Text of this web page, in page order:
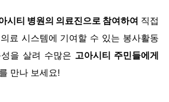
시티 병원의 의료진으로 참여하여 직접
료 시스템에 기여할 수 있는 봉사활동
을 살려 수많은 고아시티 주민들에게
를 만나 보세요!